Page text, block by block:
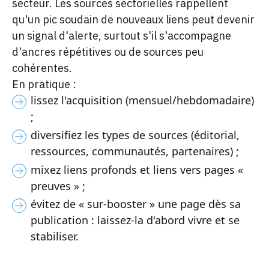
secteur. Les sources sectorielles rappellent
qu'un pic soudain de nouveaux liens peut devenir
un signal d'alerte, surtout s'il s'accompagne
d'ancres répétitives ou de sources peu
cohérentes.
En pratique :
lissez l'acquisition (mensuel/hebdomadaire)
;
diversifiez les types de sources (éditorial,
ressources, communautés, partenaires) ;
mixez liens profonds et liens vers pages «
preuves » ;
évitez de « sur-booster » une page dès sa
publication : laissez-la d'abord vivre et se
stabiliser.